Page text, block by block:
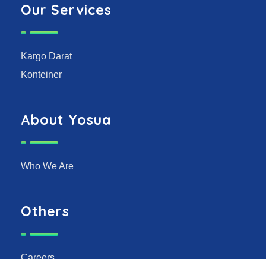
Our Services
Kargo Darat
Konteiner
About Yosua
Who We Are
Others